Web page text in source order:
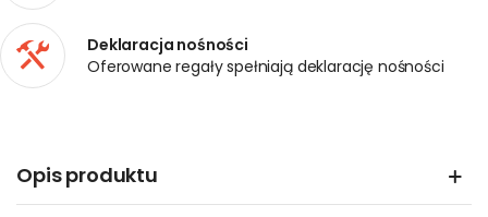
Deklaracja nośności
Oferowane regały spełniają deklarację nośności
Opis produktu